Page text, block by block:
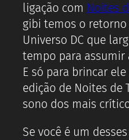
ligação com Noites
gibi temos o retorno
Universo DC que
tempo para assumir
E só para brincar
edição de Noites de
sono dos mais
Se você é um